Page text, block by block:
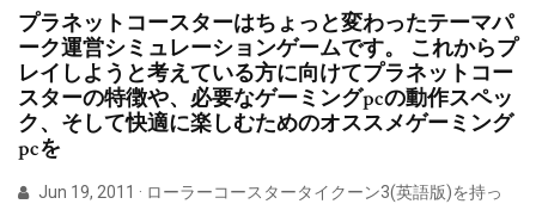
プラネットコースターはちょっと変わったテーマパ
ーク運営シミュレーションゲームです。 これからプ
レイしようと考えている方に向けてプラネットコー
スターの特徴や、必要なゲーミングpcの動作スペッ
ク、そして快適に楽しむためのオススメゲーミング
pcを
Jun 19, 2011 · ローラーコースタータイクーン3(英語版)を持っ